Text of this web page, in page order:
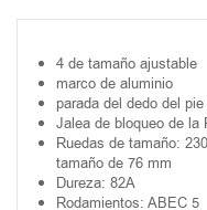
4 de tamaño ajustable
marco de aluminio
parada del dedo del
Jalea de bloqueo de la
Ruedas de tamaño:
tamaño de 76 mm
Dureza: 82A
Rodamientos: ABEC 5